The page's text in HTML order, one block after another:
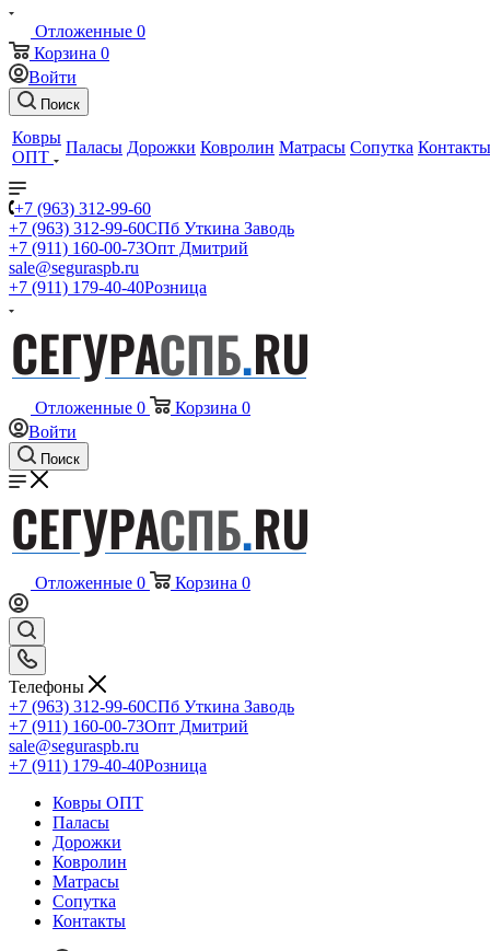
Отложенные 0
Корзина 0
Войти
Поиск
Ковры
ОПТ
Паласы Дорожки Ковролин Матрасы Сопутка Контакты
+7 (963) 312-99-60
+7 (963) 312-99-60СПб Уткина Заводь
+7 (911) 160-00-73Опт Дмитрий
sale@seguraspb.ru
+7 (911) 179-40-40Розница
Отложенные 0 Корзина 0
Войти
Поиск
Отложенные 0 Корзина 0
Телефоны
+7 (963) 312-99-60СПб Уткина Заводь
+7 (911) 160-00-73Опт Дмитрий
sale@seguraspb.ru
+7 (911) 179-40-40Розница
Ковры ОПТ
Паласы
Дорожки
Ковролин
Матрасы
Сопутка
Контакты